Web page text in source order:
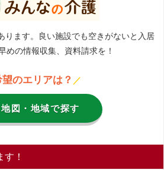
ります。良い施設でも空きがないと入居
めの情報収集、資料請求を！
望のエリアは？ ／
地図・地域で探す
！